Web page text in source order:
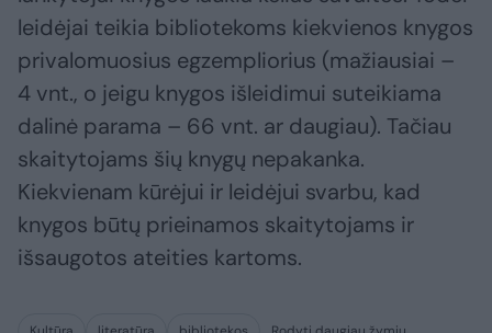
leidėjai teikia bibliotekoms kiekvienos knygos
privalomuosius egzempliorius (mažiausiai –
4 vnt., o jeigu knygos išleidimui suteikiama
dalinė parama – 66 vnt. ar daugiau). Tačiau
skaitytojams šių knygų nepakanka.
Kiekvienam kūrėjui ir leidėjui svarbu, kad
knygos būtų prieinamos skaitytojams ir
išsaugotos ateities kartoms.